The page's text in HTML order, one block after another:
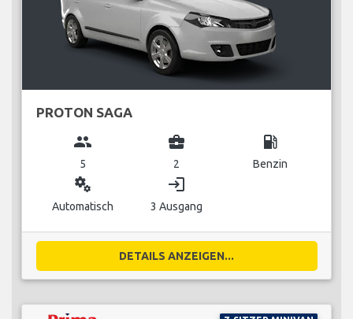
PROTON SAGA
group
5
business_center
2
local_gas_station
Benzin
miscellaneous_services
Automatisch
login
3 Ausgang
DETAILS ANZEIGEN...